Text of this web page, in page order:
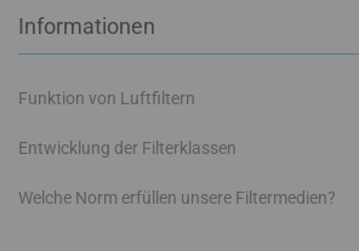
Informationen
Funktion von Luftfiltern
Entwicklung der Filterklassen
Welche Norm erfüllen unsere Filtermedien?